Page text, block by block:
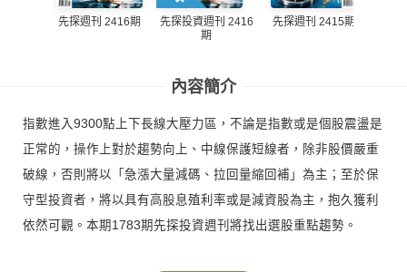
先探週刊 2416期
先探投資週刊 2416
期
先探週刊 2415期
內容簡介
指數進入9300點上下長線大壓力區，不論是指數或是個股震盪是
正常的，操作上對於趨勢向上、中線保護短線者，除非股價嚴重
破線，否則將以「急漲大量減碼、拉回量縮回補」為主；至於保
守型投資者，將以具有高股息殖利率或是減資股為主，抱久獲利
依然可觀。本期1783期先探投資週刊將找出選股重點趨勢。